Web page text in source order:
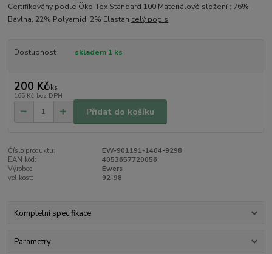
Certifikovány podle Öko-Tex Standard 100 Materiálové složení : 76%
Bavlna, 22% Polyamid, 2% Elastan celý popis
Dostupnost skladem 1 ks
200 Kč/ks
165 Kč bez DPH
Přidat do košíku
Číslo produktu:
EW-901191-1404-9298
EAN kód:
4053657720056
Výrobce:
Ewers
velikost:
92-98
Kompletní specifikace
Parametry